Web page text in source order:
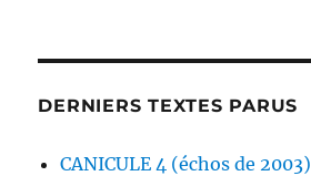
DERNIERS TEXTES PARUS
CANICULE 4 (échos de 2003)